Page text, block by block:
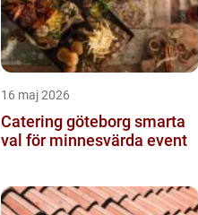
16 maj 2026
Catering göteborg smarta
val för minnesvärda event